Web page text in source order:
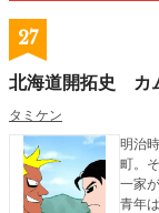
27
北海道開拓史 カ
タミケン
明治
町。
一家
青年